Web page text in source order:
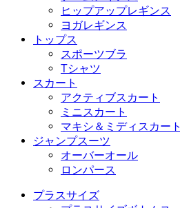
ヒップアップレギンス
ヨガレギンス
トップス
スポーツブラ
Tシャツ
スカート
アクティブスカート
ミニスカート
マキシ＆ミディスカート
ジャンプスーツ
オーバーオール
ロンパース
プラスサイズ